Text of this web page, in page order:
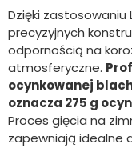
Dzięki zastosowaniu
precyzyjnych
odpornością na
atmosferyczne.
ocynkowanej
oznacza 275 g
Proces gięcia na
zapewniają idealne